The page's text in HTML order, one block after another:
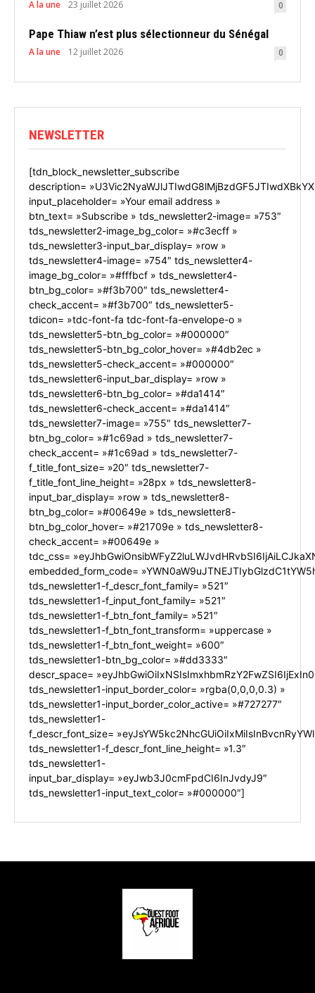
A la une 23 juillet 2026 0
Pape Thiaw n’est plus sélectionneur du Sénégal
A la une 12 juillet 2026 0
NEWSLETTER
[tdn_block_newsletter_subscribe
description=
input_placeholder= »Your email address »
btn_text= »Subscribe » tds_newsletter2-image= »753″
tds_newsletter2-image_bg_color= »#c3ecff »
tds_newsletter3-input_bar_display= »row »
tds_newsletter4-image= »754″ tds_newsletter4-
image_bg_color= »#fffbcf » tds_newsletter4-
btn_bg_color= »#f3b700″ tds_newsletter4-
check_accent= »#f3b700″ tds_newsletter5-
tdicon= »tdc-font-fa tdc-font-fa-envelope-o »
tds_newsletter5-btn_bg_color= »#000000″
tds_newsletter5-btn_bg_color_hover= »#4db2ec »
tds_newsletter5-check_accent= »#000000″
tds_newsletter6-input_bar_display= »row »
tds_newsletter6-btn_bg_color= »#da1414″
tds_newsletter6-check_accent= »#da1414″
tds_newsletter7-image= »755″ tds_newsletter7-
btn_bg_color= »#1c69ad » tds_newsletter7-
check_accent= »#1c69ad » tds_newsletter7-
f_title_font_size= »20″ tds_newsletter7-
f_title_font_line_height= »28px » tds_newsletter8-
input_bar_display= »row » tds_newsletter8-
btn_bg_color= »#00649e » tds_newsletter8-
btn_bg_color_hover= »#21709e » tds_newsletter8-
check_accent= »#00649e »
tdc_css=
embedded_form_code=
tds_newsletter1-f_descr_font_family= »521″
tds_newsletter1-f_input_font_family= »521″
tds_newsletter1-f_btn_font_family= »521″
tds_newsletter1-f_btn_font_transform= »uppercase »
tds_newsletter1-f_btn_font_weight= »600″
tds_newsletter1-btn_bg_color= »#dd3333″
descr_space=
tds_newsletter1-input_border_color= »rgba(0,0,0,0.3) »
tds_newsletter1-input_border_color_active= »#727277″
tds_newsletter1-
f_descr_font_size=
tds_newsletter1-f_descr_font_line_height= »1.3″
tds_newsletter1-
input_bar_display= »eyJwb3J0cmFpdCI6InJvdyJ9″
tds_newsletter1-input_text_color= »#000000″]